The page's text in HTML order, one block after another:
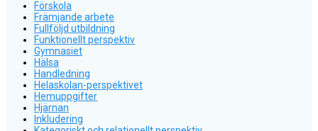
Förskola
Främjande arbete
Fullföljd utbildning
Funktionellt perspektiv
Gymnasiet
Hälsa
Handledning
Helaskolan-perspektivet
Hemuppgifter
Hjärnan
Inkludering